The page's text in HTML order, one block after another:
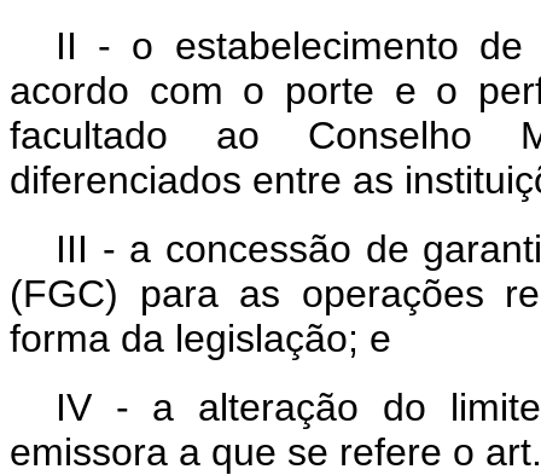
II - o estabelecimento de
acordo com o porte e o
facultado ao Conselho
diferenciados entre as
III - a concessão de
(FGC) para as operações
forma da legislação; e
IV - a alteração do
emissora a que se refere o